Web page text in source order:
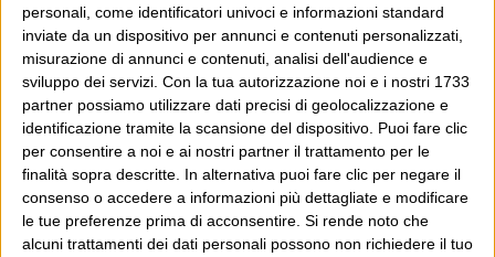
personali, come identificatori univoci e informazioni standard
inviate da un dispositivo per annunci e contenuti personalizzati,
misurazione di annunci e contenuti, analisi dell'audience e
sviluppo dei servizi. Con la tua autorizzazione noi e i nostri 1733
partner possiamo utilizzare dati precisi di geolocalizzazione e
identificazione tramite la scansione del dispositivo. Puoi fare clic
per consentire a noi e ai nostri partner il trattamento per le
finalità sopra descritte. In alternativa puoi fare clic per negare il
consenso o accedere a informazioni più dettagliate e modificare
le tue preferenze prima di acconsentire. Si rende noto che
alcuni trattamenti dei dati personali possono non richiedere il tuo
PRECEDENTE
Il posto
più
Inghilterra